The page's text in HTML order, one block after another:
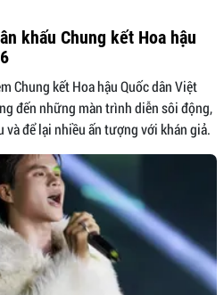
khấu Chung kết Hoa hậu
Chung kết Hoa hậu Quốc dân Việt
đến những màn trình diễn sôi động,
và để lại nhiều ấn tượng với khán giả.